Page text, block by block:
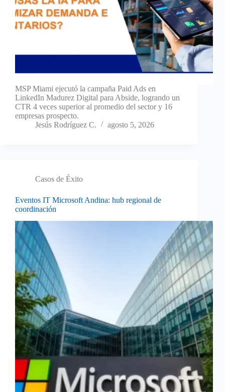
MSP Miami ejecutó la campaña Paid Ads en
LinkedIn Madurez Digital para Abside, logrando un
CTR 4 veces superior al promedio del sector y 16
empresas prospecto.
Jesús Rodríguez C.
agosto 5, 2026
Casos de Éxito
Eventos IT Microsoft Andina: hub regional de
coordinación